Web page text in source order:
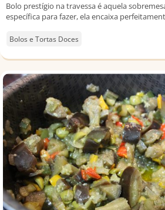
Bolo prestígio na travessa é aquela
específica para fazer, ela encaixa
Bolos e Tortas Doces